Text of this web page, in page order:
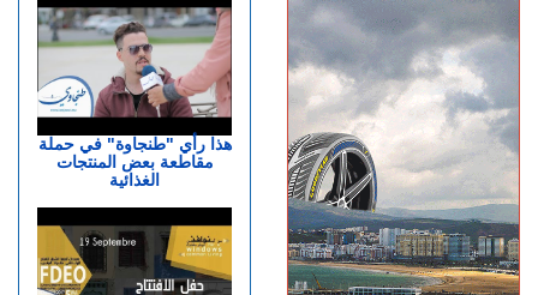
هذا رأي "طنجاوة" في حملة
مقاطعة بعض المنتجات
الغذائية